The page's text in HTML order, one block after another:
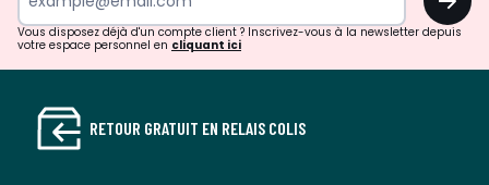
Vous disposez déjà d'un compte client ? Inscrivez-vous à la newsletter depuis
votre espace personnel en cliquant ici
RETOUR GRATUIT EN RELAIS COLIS